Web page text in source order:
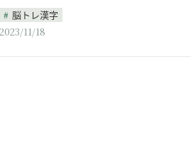
脳トレ漢字
2023/11/18